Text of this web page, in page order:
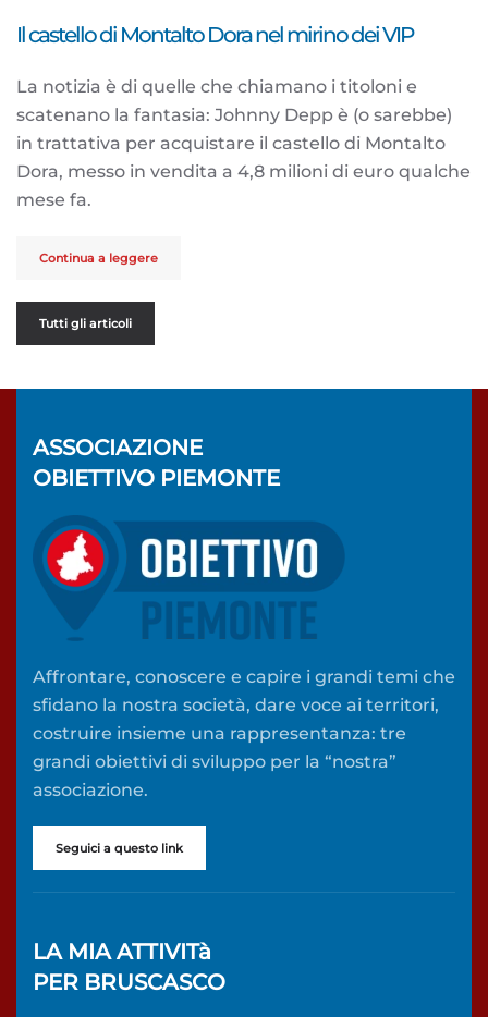
Il castello di Montalto Dora nel mirino dei VIP
La notizia è di quelle che chiamano i titoloni e
scatenano la fantasia: Johnny Depp è (o sarebbe)
in trattativa per acquistare il castello di Montalto
Dora, messo in vendita a 4,8 milioni di euro qualche
mese fa.
Continua a leggere
Tutti gli articoli
ASSOCIAZIONE
OBIETTIVO PIEMONTE
Affrontare, conoscere e capire i grandi temi che
sfidano la nostra società, dare voce ai territori,
costruire insieme una rappresentanza: tre
grandi obiettivi di sviluppo per la “nostra”
associazione.
Seguici a questo link
LA MIA ATTIVITà
PER BRUSCASCO